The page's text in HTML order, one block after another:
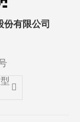
有限公司